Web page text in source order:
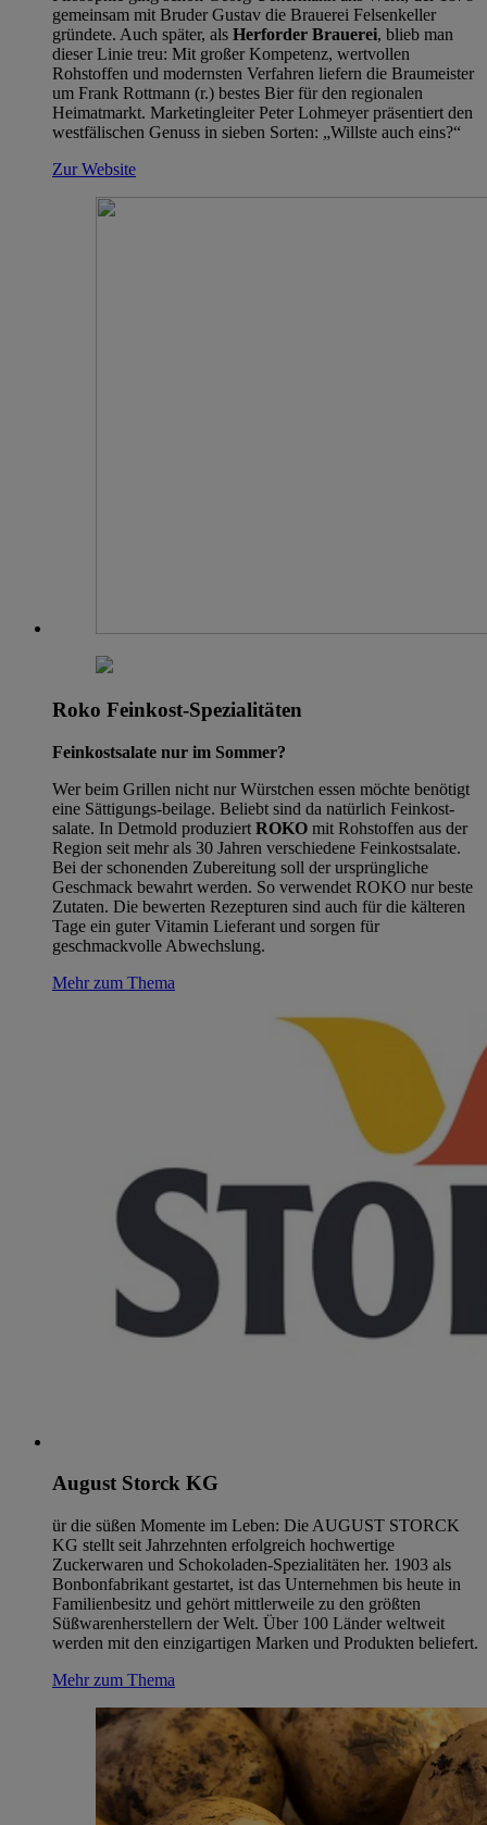
gemeinsam mit Bruder Gustav die Brauerei Felsenkeller
gründete. Auch später, als Herforder Brauerei, blieb man
dieser Linie treu: Mit großer Kompetenz, wertvollen
Rohstoffen und modernsten Verfahren liefern die Braumeister
um Frank Rottmann (r.) bestes Bier für den regionalen
Heimatmarkt. Marketingleiter Peter Lohmeyer präsentiert den
westfälischen Genuss in sieben Sorten: „Willste auch eins?“
Zur Website
Roko Feinkost-Spezialitäten
Feinkostsalate nur im Sommer?
Wer beim Grillen nicht nur Würstchen essen möchte benötigt
eine Sättigungs-beilage. Beliebt sind da natürlich Feinkost-
salate. In Detmold produziert ROKO mit Rohstoffen aus der
Region seit mehr als 30 Jahren verschiedene Feinkostsalate.
Bei der schonenden Zubereitung soll der ursprüngliche
Geschmack bewahrt werden. So verwendet ROKO nur beste
Zutaten. Die bewerten Rezepturen sind auch für die kälteren
Tage ein guter Vitamin Lieferant und sorgen für
geschmackvolle Abwechslung.
Mehr zum Thema
August Storck KG
ür die süßen Momente im Leben: Die AUGUST STORCK
KG stellt seit Jahrzehnten erfolgreich hochwertige
Zuckerwaren und Schokoladen-Spezialitäten her. 1903 als
Bonbonfabrikant gestartet, ist das Unternehmen bis heute in
Familienbesitz und gehört mittlerweile zu den größten
Süßwarenherstellern der Welt. Über 100 Länder weltweit
werden mit den einzigartigen Marken und Produkten beliefert.
Mehr zum Thema